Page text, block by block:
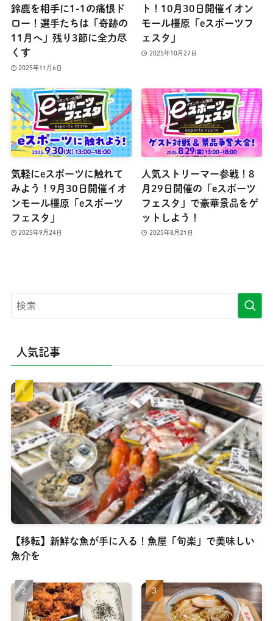
鈴鹿を相手に1-1の痛恨ド
ロー！選手たちは「奇跡の
11月へ」残り3節に全力尽
くす
2025年11月6日
ト！10月30日開催イオン
モール橿原「eスポーツフ
ェスタ」
2025年10月27日
気軽にeスポーツに触れて
みよう！9月30日開催イオ
ンモール橿原「eスポーツ
フェスタ」
2025年9月24日
人気ストリーマー参戦！8
月29日開催の「eスポーツ
フェスタ」で豪華景品をゲ
ットしよう！
2025年8月21日
人気記事
【移転】新鮮な魚が手に入る！魚屋「旬楽」で美味しい
魚介を